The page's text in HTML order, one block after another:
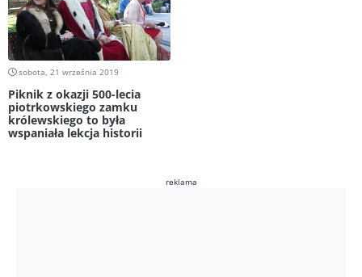
sobota, 21 września 2019
Piknik z okazji 500-lecia
piotrkowskiego zamku
królewskiego to była
wspaniała lekcja historii
reklama